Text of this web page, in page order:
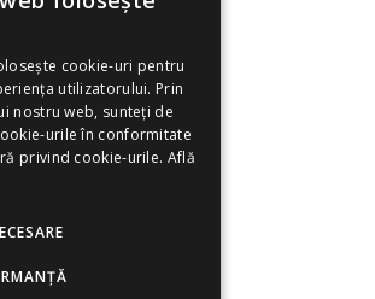
cookie-uri pentru
utilizatorului. Prin
nostru web, sunteți de
urile în conformitate
privind cookie-urile. Află